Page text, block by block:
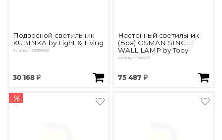
Подвесной светильник
KUBINKA by Light & Living
Артикул: OPD5692
30 168 ₽
Настенный светильник
(Бра) OSMAN SINGLE
WALL LAMP by Tooy
Артикул: OW277
75 487 ₽
%